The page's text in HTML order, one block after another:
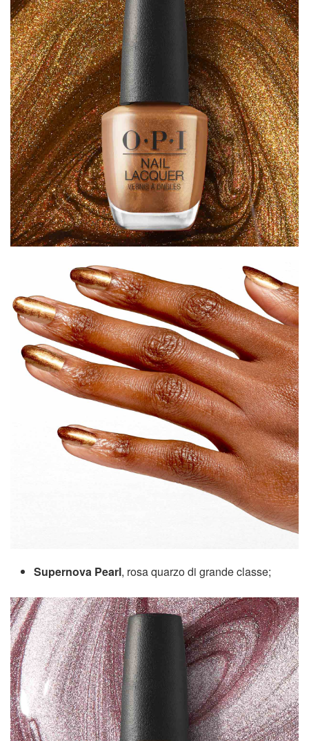
Supernova Pearl, rosa quarzo di grande classe;